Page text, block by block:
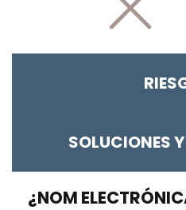
SOLUCIONES
¿NOM